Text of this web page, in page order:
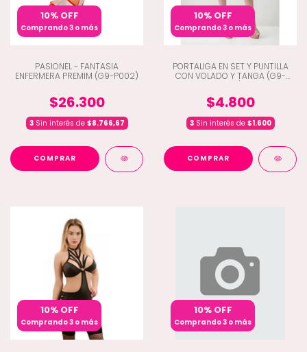
10% OFF
Comprando 3 o más
PASIONEL - FANTASIA
ENFERMERA PREMIM (G9-P002)
$26.300
3Sin interés de $8.766,67
COMPRAR
10% OFF
Comprando 3 o más
PORTALIGA EN SET Y PUNTILLA
CON VOLADO Y TANGA (G9-
$4.800
3Sin interés de $1.600
COMPRAR
10% OFF
Comprando 3 o más
10% OFF
Comprando 3 o más